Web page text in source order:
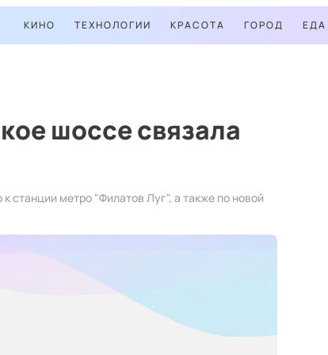
КИНО ТЕХНОЛОГИИ КРАСОТА ГОРОД ЕДА
шоссе связала
станции метро "Филатов Луг", а также по новой